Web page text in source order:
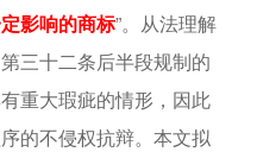
影响的商标”。从法理解
三十二条后半段规制的
重大瑕疵的情形，因此
的不侵权抗辩。本文拟